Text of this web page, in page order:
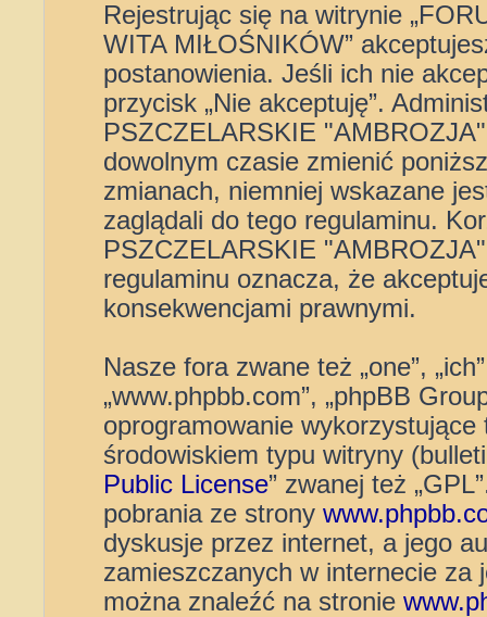
Rejestrując się na witrynie
WITA MIŁOŚNIKÓW”
postanowienia. Jeśli ich nie
przycisk „Nie akceptuję”.
PSZCZELARSKIE
dowolnym czasie zmienić
zmianach, niemniej wskazane
zaglądali do tego regulaminu.
PSZCZELARSKIE
regulaminu oznacza, że
konsekwencjami prawnymi.
Nasze fora zwane też „one”,
„www.phpbb.com”, „phpBB
oprogramowanie
środowiskiem typu witryny
Public License” zwanej też
pobrania ze strony
dyskusje przez internet, a jego
zamieszczanych w internecie za
można znaleźć na stronie